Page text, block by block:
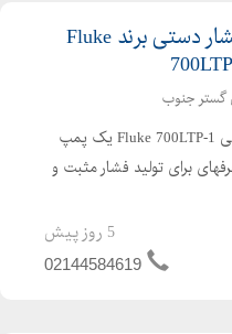
پمپ فشار دستی برند Fluke
گستر جنوب
پمپ دستی Fluke 700LTP-1 یک پمپ
برای تولید فشار مثبت و
مدل بهطور ویژه برای تست
سوئیچهای فشار و گیجهای
5 روز پیش
02144584619